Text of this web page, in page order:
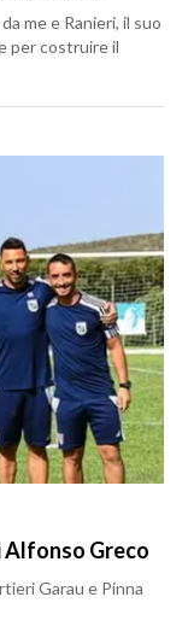
me e Ranieri, il suo
per costruire il
Greco
Garau e Pinna